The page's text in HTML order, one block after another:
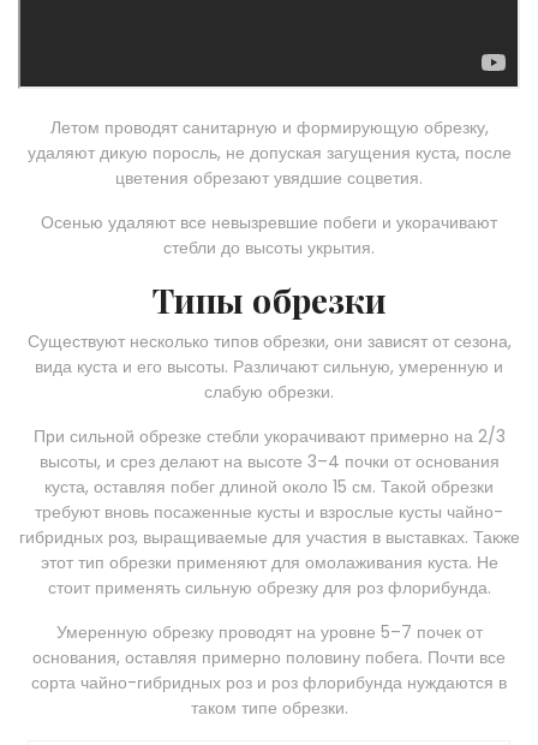
Летом проводят санитарную и формирующую обрезку,
удаляют дикую поросль, не допуская загущения куста, после
цветения обрезают увядшие соцветия.
Осенью удаляют все невызревшие побеги и укорачивают
стебли до высоты укрытия.
Типы обрезки
Существуют несколько типов обрезки, они зависят от сезона,
вида куста и его высоты. Различают сильную, умеренную и
слабую обрезки.
При сильной обрезке стебли укорачивают примерно на 2/3
высоты, и срез делают на высоте 3–4 почки от основания
куста, оставляя побег длиной около 15 см. Такой обрезки
требуют вновь посаженные кусты и взрослые кусты чайно-
гибридных роз, выращиваемые для участия в выставках. Также
этот тип обрезки применяют для омолаживания куста. Не
стоит применять сильную обрезку для роз флорибунда.
Умеренную обрезку проводят на уровне 5–7 почек от
основания, оставляя примерно половину побега. Почти все
сорта чайно-гибридных роз и роз флорибунда нуждаются в
таком типе обрезки.